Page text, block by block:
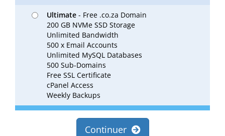
Ultimate - Free .co.za Domain
200 GB NVMe SSD Storage
Unlimited Bandwidth
500 x Email Accounts
Unlimited MySQL Databases
500 Sub-Domains
Free SSL Certificate
cPanel Access
Weekly Backups
Continuer